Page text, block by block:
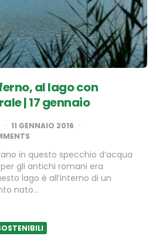
al lago con
| 17 gennaio
11 GENNAIO 2016
in questo specchio d’acqua
per gli antichi romani era
lago è all’interno di un
nato…